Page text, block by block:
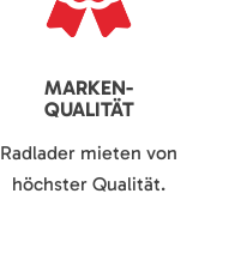
MARKEN-
QUALITÄT
Radlader mieten von
höchster Qualität.